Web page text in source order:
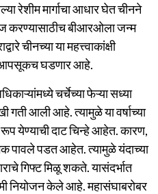
रेशीम मार्गाचा आधार घेत चीनने
करण्यासाठीच बीआरओला जन्म
चीनच्या या महत्त्वाकांक्षी
आपसूकच घडणार आहे.
चर्चेच्या फेऱ्या सध्या
आली आहे. त्यामुळे या वर्षाच्या
रूप येण्याची दाट चिन्हे आहेत. कारण,
पावले पडत आहेत. त्यामुळे यंदाच्या
गिफ्ट मिळू शकते. यासंदर्भात
नियोजन केले आहे. महासंघाबरोबर